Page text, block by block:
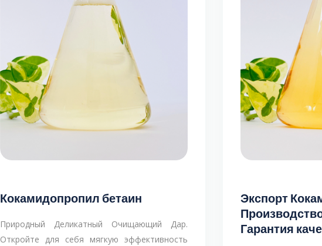
Кокамидопропил бетаин
Природный Деликатный Очищающий Дар.
Откройте для себя мягкую эффективность
Экспорт
Гарантия